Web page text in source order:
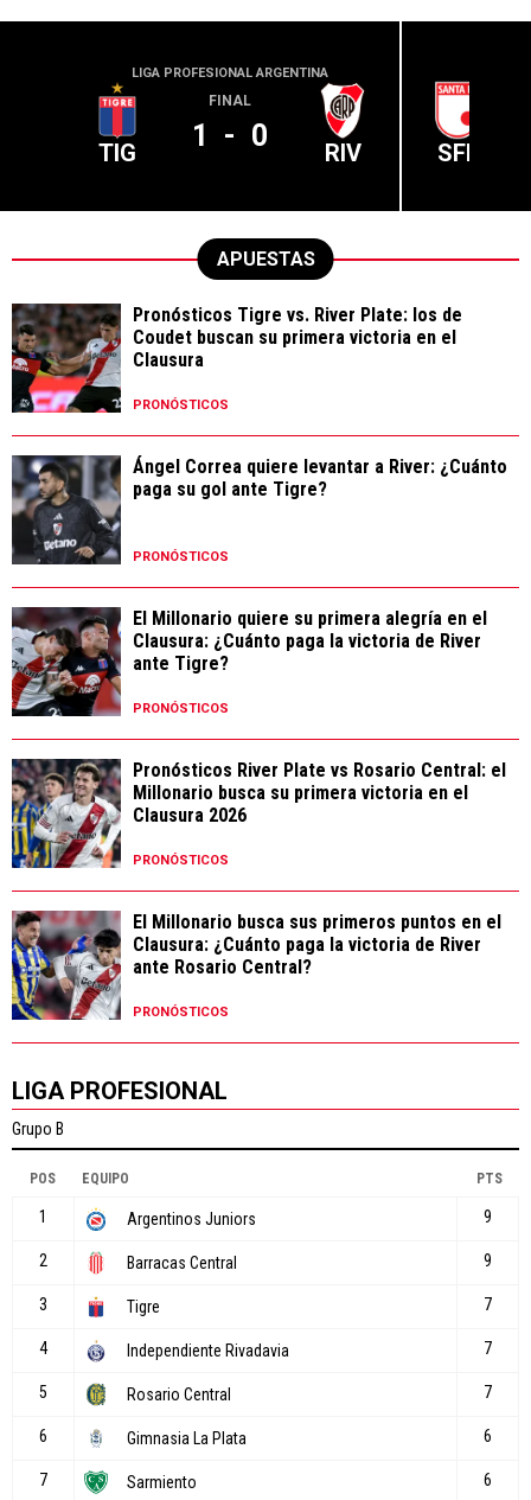
LIGA PROFESIONAL ARGENTINA
TIG
FINAL
1 - 0 RIV SFE
APUESTAS
Pronósticos Tigre vs. River Plate: los de
Coudet buscan su primera victoria en el
Clausura
PRONÓSTICOS
Ángel Correa quiere levantar a River: ¿Cuánto
paga su gol ante Tigre?
PRONÓSTICOS
El Millonario quiere su primera alegría en el
Clausura: ¿Cuánto paga la victoria de River
ante Tigre?
PRONÓSTICOS
Pronósticos River Plate vs Rosario Central: el
Millonario busca su primera victoria en el
Clausura 2026
PRONÓSTICOS
El Millonario busca sus primeros puntos en el
Clausura: ¿Cuánto paga la victoria de River
ante Rosario Central?
PRONÓSTICOS
LIGA PROFESIONAL